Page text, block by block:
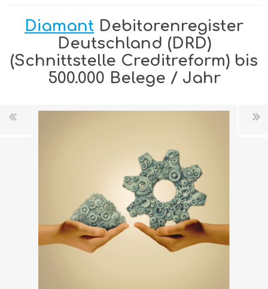
Diamant Debitorenregister
Deutschland (DRD)
(Schnittstelle Creditreform) bis
500.000 Belege / Jahr